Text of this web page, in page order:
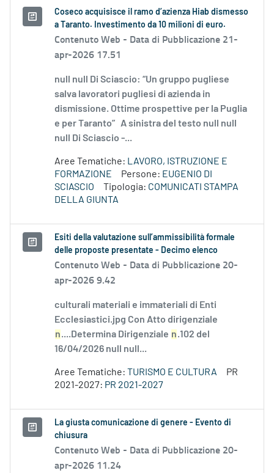
Coseco acquisisce il ramo d’azienza Hiab dismesso
a Taranto. Investimento da 10 milioni di euro.
Contenuto Web - Data di Pubblicazione 21-
apr-2026 17.51
null null Di Sciascio: “Un gruppo pugliese
salva lavoratori pugliesi di azienda in
dismissione. Ottime prospettive per la Puglia
e per Taranto” A sinistra del testo null null
null Di Sciascio -...
Aree Tematiche: LAVORO, ISTRUZIONE E
FORMAZIONE
Persone: EUGENIO DI
SCIASCIO
Tipologia: COMUNICATI STAMPA
DELLA GIUNTA
Esiti della valutazione sull’ammissibilità formale
delle proposte presentate - Decimo elenco
Contenuto Web - Data di Pubblicazione 20-
apr-2026 9.42
culturali materiali e immateriali di Enti
Ecclesiastici.jpg Con Atto dirigenziale
n....Determina Dirigenziale n.102 del
16/04/2026 null null...
Aree Tematiche: TURISMO E CULTURA
PR
2021-2027: PR 2021-2027
La giusta comunicazione di genere - Evento di
chiusura
Contenuto Web - Data di Pubblicazione 20-
apr-2026 11.24